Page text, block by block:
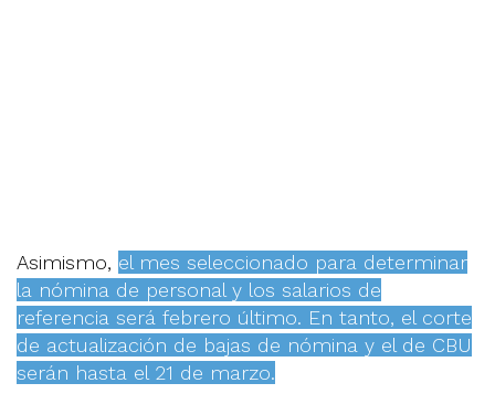
Asimismo, el mes seleccionado para determinar
la nómina de personal y los salarios de
referencia será febrero último. En tanto, el corte
de actualización de bajas de nómina y el de CBU
serán hasta el 21 de marzo.